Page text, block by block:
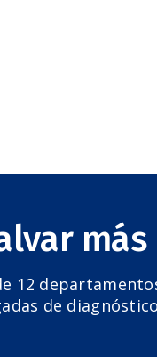
12
de diagnóstico